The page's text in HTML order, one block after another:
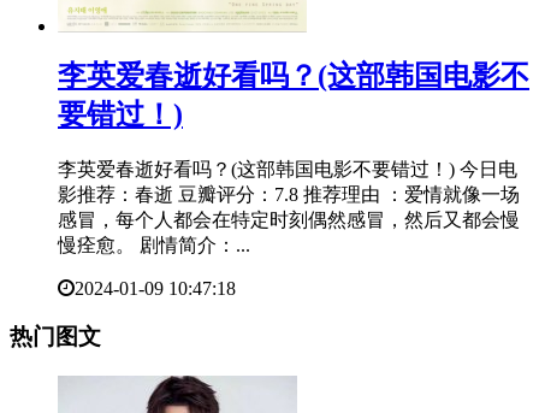
​李英爱春逝好看吗？(这部韩国电影不
要错过！)
李英爱春逝好看吗？(这部韩国电影不要错过！) 今日电
影推荐：春逝 豆瓣评分：7.8 推荐理由 ：爱情就像一场
感冒，每个人都会在特定时刻偶然感冒，然后又都会慢
慢痊愈。 剧情简介：...
2024-01-09 10:47:18
热门图文